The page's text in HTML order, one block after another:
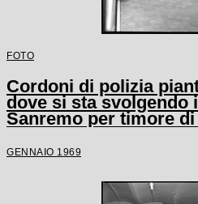
FOTO
Cordoni di polizia
dove si sta svolgendo
Sanremo per timore
GENNAIO 1969